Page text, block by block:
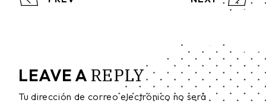
LEAVE A REPLY
Tu dirección de correo electrónico no será